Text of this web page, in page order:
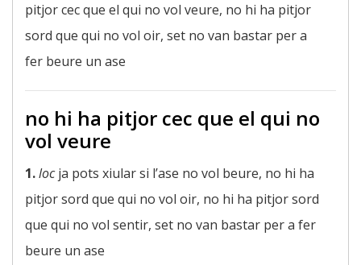
pitjor cec que el qui no vol veure, no hi ha pitjor
sord que qui no vol oir, set no van bastar per a
fer beure un ase
no hi ha pitjor cec que el qui no
vol veure
1.locja pots xiular si l’ase no vol beure, no hi ha
pitjor sord que qui no vol oir, no hi ha pitjor sord
que qui no vol sentir, set no van bastar per a fer
beure un ase